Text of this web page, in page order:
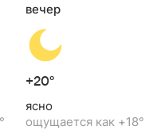
вечер
+20°
ясно
ощущается как +18°